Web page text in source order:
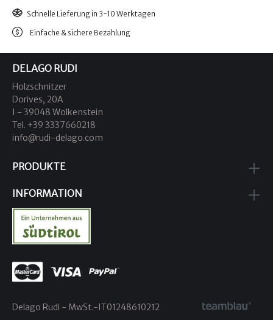
Schnelle Lieferung in 3-10 Werktagen
Einfache & sichere Bezahlung
DELAGO RUDI
Holzschnitzer
Dorives, 20A
I - 39048 Wolkenstein
Tel. +39 3337660218
info@rudi-delago.com
PRODUKTE
INFORMATION
Delago Rudi - MwSt.-IT01248610212